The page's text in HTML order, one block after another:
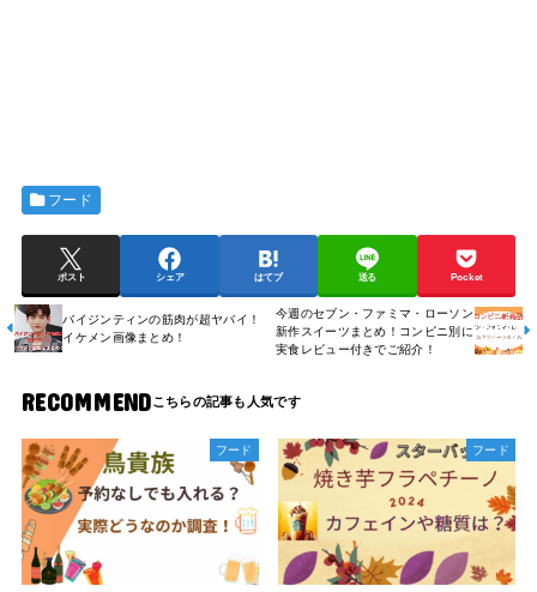
フード
ポスト シェア はてブ 送る Pocket
バイジンティンの筋肉が超ヤバイ！
イケメン画像まとめ！
今週のセブン・ファミマ・ローソン
新作スイーツまとめ！コンビニ別に
実食レビュー付きでご紹介！
RECOMMEND
フード フード